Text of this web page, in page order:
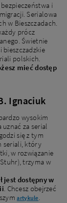
i
Serialowa
w Bieszczadach.
prócz
Świetnie
bieszczadzkie
polskich.
mieć dostęp
Ignaciuk
wysokim
uznać za serial
się z tym
seriali, który
w rozwiązanie
trzyma w
jest dostępny w
. Chcesz obejrzeć
artykule.